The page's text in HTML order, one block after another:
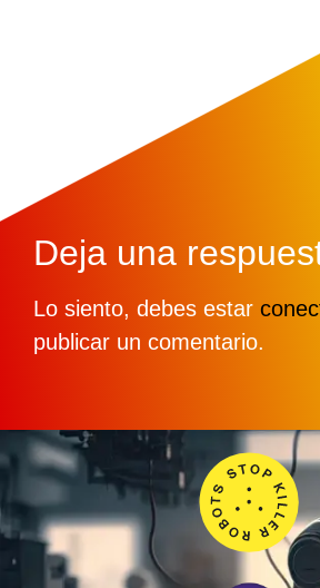
Deja una
Lo siento, debes estar
publicar un comentario.